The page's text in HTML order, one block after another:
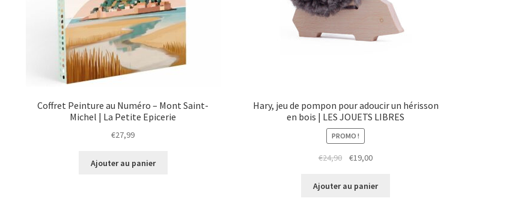
Coffret Peinture au Numéro – Mont Saint-
Michel | La Petite Epicerie
€27,99
Ajouter au panier
Hary, jeu de pompon pour adoucir un hérisson
en bois | LES JOUETS LIBRES
PROMO !
€24,90
Le
initial
€19,00Le
actuel
Ajouter au panier